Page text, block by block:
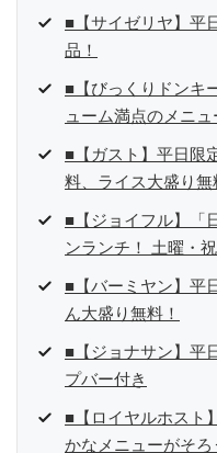
■【サイゼリヤ】平
品！
■【びっくりドンキ
ューム満点のメニ
■【ガスト】平日限
料、ライス大盛り無
■【ジョイフル】「
ンランチ！ 土曜・
■【バーミヤン】平
ん大盛り無料！
■【ジョナサン】平
プバー付き
■【ロイヤルホスト
かなメニューがそろ